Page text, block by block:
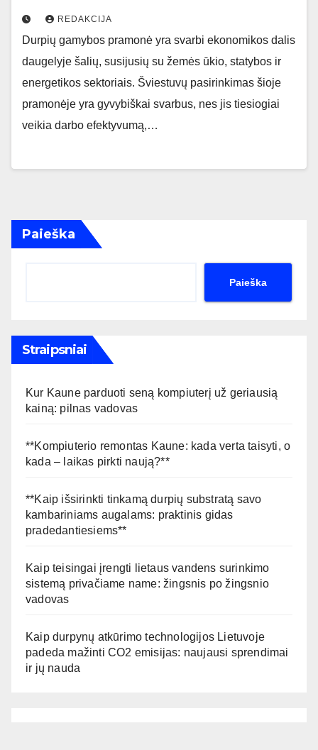
REDAKCIJA
Durpių gamybos pramonė yra svarbi ekonomikos dalis
daugelyje šalių, susijusių su žemės ūkio, statybos ir
energetikos sektoriais. Šviestuvų pasirinkimas šioje
pramonėje yra gyvybiškai svarbus, nes jis tiesiogiai
veikia darbo efektyvumą,…
Paieška
Paieška
Straipsniai
Kur Kaune parduoti seną kompiuterį už geriausią
kainą: pilnas vadovas
**Kompiuterio remontas Kaune: kada verta taisyti, o
kada – laikas pirkti naują?**
**Kaip išsirinkti tinkamą durpių substratą savo
kambariniams augalams: praktinis gidas
pradedantiesiems**
Kaip teisingai įrengti lietaus vandens surinkimo
sistemą privačiame name: žingsnis po žingsnio
vadovas
Kaip durpynų atkūrimo technologijos Lietuvoje
padeda mažinti CO2 emisijas: naujausi sprendimai
ir jų nauda